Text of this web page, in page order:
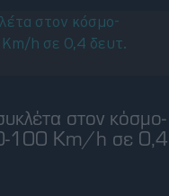
στον κόσμο-
0-100 Km/h σε 0,4